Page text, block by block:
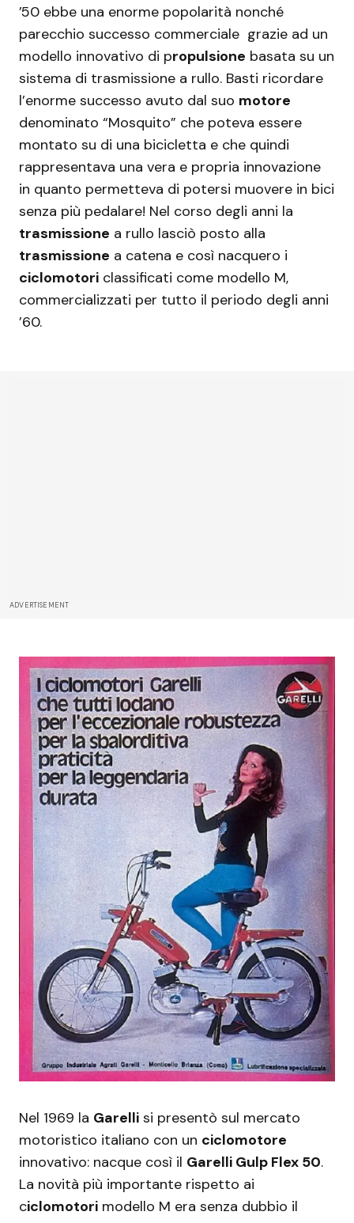
’50 ebbe una enorme popolarità nonché
parecchio successo commerciale grazie ad un
modello innovativo di propulsione basata su un
sistema di trasmissione a rullo. Basti ricordare
l’enorme successo avuto dal suo motore
denominato “Mosquito” che poteva essere
montato su di una bicicletta e che quindi
rappresentava una vera e propria innovazione
in quanto permetteva di potersi muovere in bici
senza più pedalare! Nel corso degli anni la
trasmissione a rullo lasciò posto alla
trasmissione a catena e così nacquero i
ciclomotori classificati come modello M,
commercializzati per tutto il periodo degli anni
’60.
ADVERTISEMENT
Nel 1969 la Garelli si presentò sul mercato
motoristico italiano con un ciclomotore
innovativo: nacque così il Garelli Gulp Flex 50.
La novità più importante rispetto ai
ciclomotori modello M era senza dubbio il